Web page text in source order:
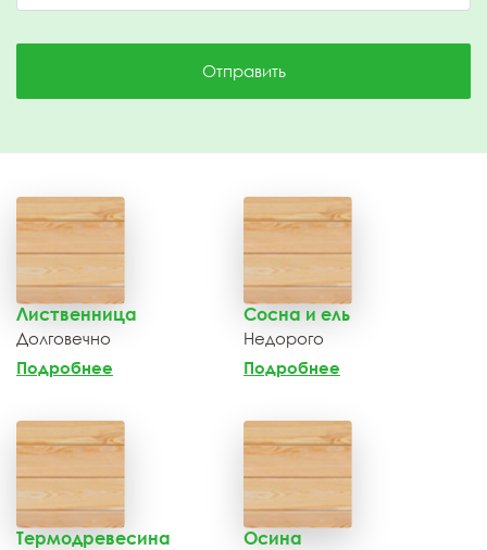
Отправить
Лиственница
Долговечно
Подробнее
Сосна и ель
Недорого
Подробнее
Термодревесина Осина